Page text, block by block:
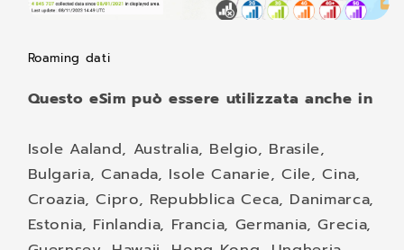
Roaming dati
Questo eSim può essere utilizzata anche in
Isole Aaland, Australia, Belgio, Brasile,
Bulgaria, Canada, Isole Canarie, Cile, Cina,
Croazia, Cipro, Repubblica Ceca, Danimarca,
Estonia, Finlandia, Francia, Germania, Grecia,